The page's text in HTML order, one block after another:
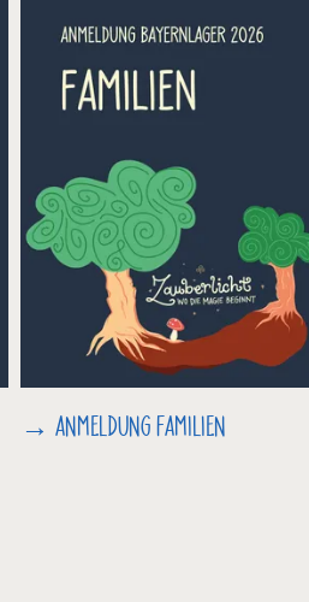
→ ANMELDUNG FAMILIEN